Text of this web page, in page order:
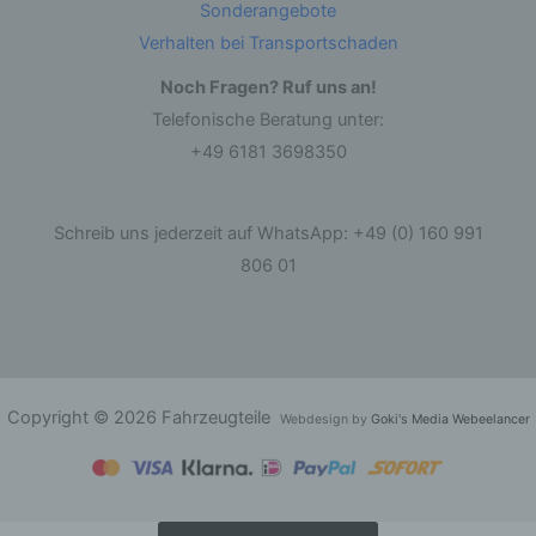
Sonderangebote
Verhalten bei Transportschaden
Noch Fragen? Ruf uns an!
Telefonische Beratung unter:
+49 6181 3698350
Schreib uns jederzeit auf WhatsApp: +49 (0) 160 991
806 01
Copyright © 2026 Fahrzeugteile Webdesign by Goki's Media Webeelancer
Löschen oder die Vernichtung.
d) Einschränkung der Verarbeitung
Markierung gespeicherter personenbezogener
Person beziehen, zu bewerten, insbesondere,
um Aspekte bezüglich Arbeitsleistung,
Vorlieben, Interessen, Zuverlässigkeit, Verhalten,
vorherzusagen.